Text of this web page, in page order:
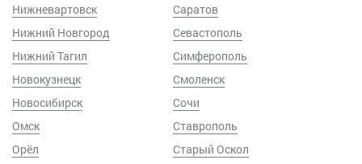
Нижневартовск
Нижний Новгород
Нижний Тагил
Новокузнецк
Новосибирск
Омск
Орёл
Саратов
Севастополь
Симферополь
Смоленск
Сочи
Ставрополь
Старый Оскол